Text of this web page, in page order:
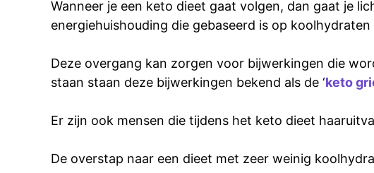
Wanneer je een keto dieet gaat volgen, dan gaat je
energiehuishouding die gebaseerd is op
Deze overgang kan zorgen voor bijwerkingen die
staan staan deze bijwerkingen bekend als de ‘keto
Er zijn ook mensen die tijdens het keto dieet
De overstap naar een dieet met zeer weinig